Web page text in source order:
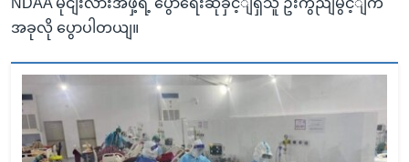
အခုလို ပွောပါတယျ။